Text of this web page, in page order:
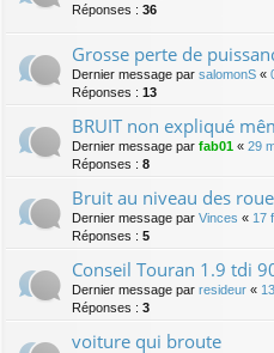
Réponses : 36
Grosse perte de
Dernier message par salomonS «
Réponses : 13
BRUIT non expliqué
Dernier message par fab01 « 29
Réponses : 8
Bruit au niveau des
Dernier message par Vinces « 17
Réponses : 5
Conseil Touran 1.9 tdi
Dernier message par resideur «
Réponses : 3
voiture qui broute